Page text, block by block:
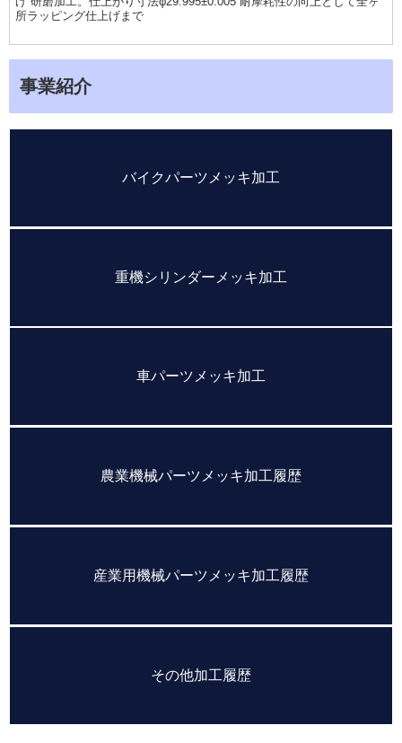
所ラッピング仕上げまで
事業紹介
バイクパーツメッキ加工
重機シリンダーメッキ加工
車パーツメッキ加工
農業機械パーツメッキ加工履歴
産業用機械パーツメッキ加工履歴
その他加工履歴